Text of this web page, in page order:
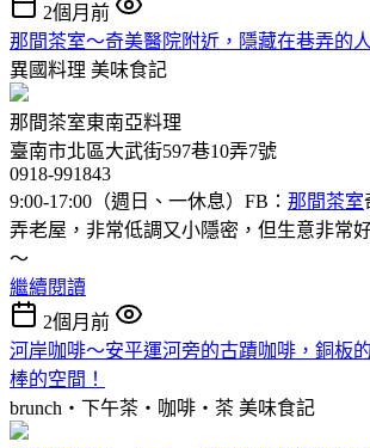
2個月前
那間茶室～奇美醫院附近，隱藏在巷弄的
異國料理 美味食記
那間茶室東南亞料理
臺南市北區大武街597巷10弄7號
0918-991843
9:00-17:00（週日、一休息）FB： 那間茶室
弄老屋，非常低調又小隱密，但生意非常
～
繼續閱讀
2個月前
河岸咖啡～安平運河旁的古蹟咖啡，銅板
棒的空間！
brunch‧下午茶‧咖啡‧茶 美味食記